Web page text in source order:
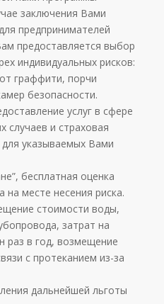
заключения Вами
предпринимателей
предоставляется выбор
индивидуальных рисков:
граффити, порчи
безопасности.
услуг в сфере
случаев и страховая
указываемых Вами
бесплатная оценка
месте несения риска.
стоимости воды,
затрат на
раз в год, возмещение
с протеканием из-за
дальнейшей льготы